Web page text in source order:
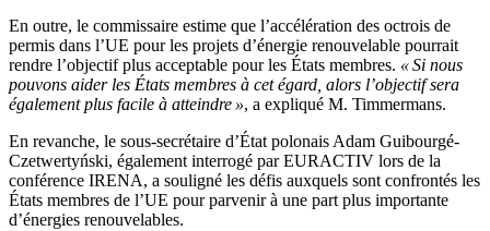
En outre, le commissaire estime que l’accélération des octrois de
permis dans l’UE pour les projets d’énergie renouvelable pourrait
rendre l’objectif plus acceptable pour les États membres. « Si nous
pouvons aider les États membres à cet égard, alors l’objectif sera
également plus facile à atteindre », a expliqué M. Timmermans.
En revanche, le sous-secrétaire d’État polonais Adam Guibourgé-
Czetwertyński, également interrogé par EURACTIV lors de la
conférence IRENA, a souligné les défis auxquels sont confrontés les
États membres de l’UE pour parvenir à une part plus importante
d’énergies renouvelables.